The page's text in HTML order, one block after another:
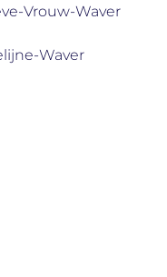
Vrouw-Waver
Waver